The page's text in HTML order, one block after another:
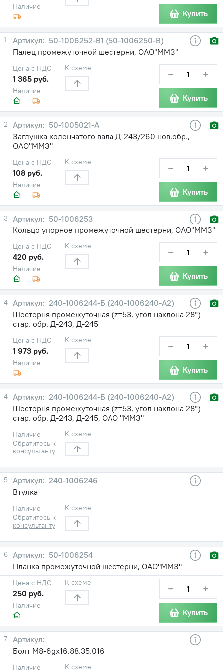
Наличие
Купить
1
50-1006252-В1 (50-1006250-В)
Палец промежуточной шестерни, ОАО"ММЗ"
Наличие
Цена с НДС
1 365 руб.
К схеме − +
Купить
2
50-1005021-А
Заглушка коленчатого вала Д-243/260 нов.обр.,
ОАО"ММЗ"
Наличие
Цена с НДС
108 руб.
К схеме − +
Купить
3
50-1006253
Кольцо упорное промежуточной шестерни, ОАО"ММЗ"
Наличие
Цена с НДС
420 руб.
К схеме − +
Купить
4
240-1006244-Б (240-1006240-А2)
Шестерня промежуточная (z=53, угол наклона 28°)
стар. обр. Д-243, Д-245
Наличие
Цена с НДС
1 973 руб.
К схеме − +
Купить
4
240-1006244-Б (240-1006240-А2)
Шестерня промежуточная (z=53, угол наклона 28°)
стар. обр. Д-243, Д-245, ОАО "ММЗ"
Наличие
Обратитесь к
консультанту
К схеме
5
240-1006246
Втулка
Наличие
Обратитесь к
консультанту
К схеме
6
50-1006254
Планка промежуточной шестерни, ОАО"ММЗ"
Наличие
Цена с НДС
250 руб.
К схеме − +
Купить
7
Болт М8-6gх16.88.35.016
Наличие К схеме